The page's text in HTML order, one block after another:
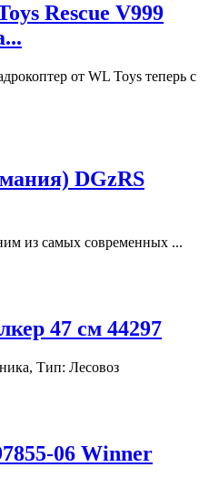
Rescue V999
от WL Toys теперь с
DGzRS
из самых современных ...
47 см 44297
Тип: Лесовоз
06 Winner